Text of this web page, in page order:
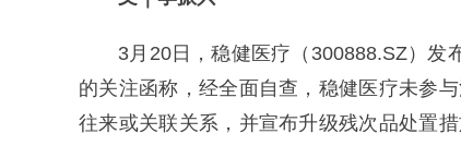
3月20日，稳健医疗（300888.SZ）发
的关注函称，经全面自查，稳健医疗未参
往来或关联关系，并宣布升级残次品处置